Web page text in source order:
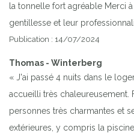
la tonnelle fort agréable Merci
gentillesse et leur
Publication : 14/07/2024
Thomas - Winterberg
« J'ai passé 4 nuits dans le
accueilli très chaleureusement.
personnes très charmantes et
extérieures, y compris la